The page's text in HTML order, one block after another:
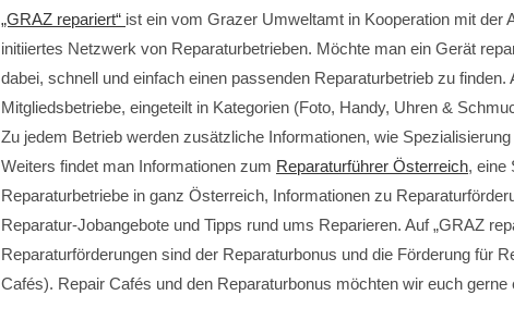
„GRAZ repariert“ ist ein vom Grazer Umweltamt in Kooperation mit der
initiiertes Netzwerk von Reparaturbetrieben. Möchte man ein Gerät
dabei, schnell und einfach einen passenden Reparaturbetrieb zu finden.
Mitgliedsbetriebe, eingeteilt in Kategorien (Foto, Handy, Uhren &
Zu jedem Betrieb werden zusätzliche Informationen, wie
Weiters findet man Informationen zum Reparaturführer Österreich, eine
Reparaturbetriebe in ganz Österreich, Informationen zu
Reparatur-Jobangebote und Tipps rund ums Reparieren. Auf „GRAZ
Reparaturförderungen sind der Reparaturbonus und die Förderung für
Cafés). Repair Cafés und den Reparaturbonus möchten wir euch gerne